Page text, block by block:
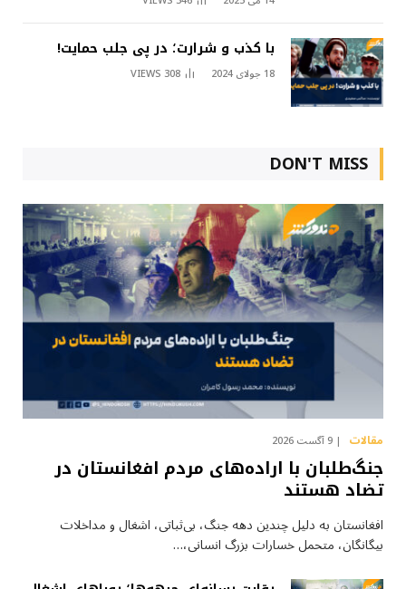
با کذب و شرارت؛ در پی جلب حمایت!
18 جولای 2024 308
VIEWS
DON'T MISS
مقالات 9 آگست 2026
جنگ‌طلبان با اراده‌های مردم افغانستان در
تضاد هستند
افغانستان به دلیل چندین دهه جنگ، بی‌ثباتی، اشغال و مداخلات
بیگانگان، متحمل خسارات بزرگ انسانی،…